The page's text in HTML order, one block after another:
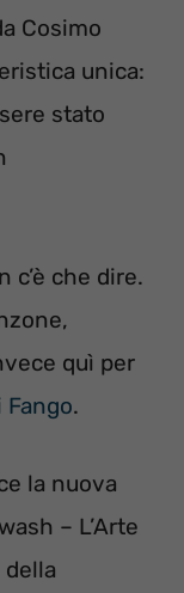
Cosimo
unica:
stato
c’è che dire.
quì per
.
la nuova
– L’Arte